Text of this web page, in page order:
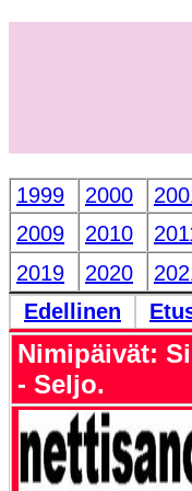
1999 2000
2009
2010
2019
2020
Edellinen
Nimipäivät:
- Seljo.